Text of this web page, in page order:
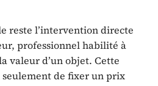
reste l’intervention directe
professionnel habilité à
valeur d’un objet. Cette
de fixer un prix